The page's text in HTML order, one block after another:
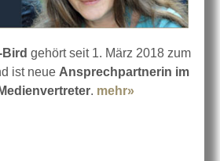
gehört seit 1. März 2018 zum
ist neue Ansprechpartnerin im
. mehr»